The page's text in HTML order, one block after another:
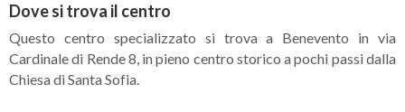
Dove si trova il centro
Questo centro specializzato si trova a Benevento in via
Cardinale di Rende 8, in pieno centro storico a pochi passi dalla
Chiesa di Santa Sofia.